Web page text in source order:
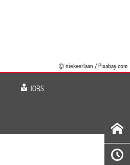
© niekverlaan / Pixabay.com
JOBS